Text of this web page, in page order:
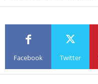
Facebook Twitter